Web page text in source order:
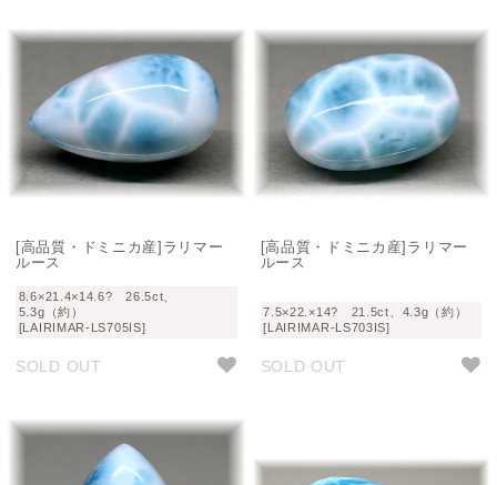
[高品質・ドミニカ産]ラリマー
ルース
8.6×21.4×14.6? 26.5ct、
5.3g（約）
[LAIRIMAR-LS705IS]
SOLD OUT
[高品質・ドミニカ産]ラリマー
ルース
7.5×22.×14? 21.5ct、4.3g（約）
[LAIRIMAR-LS703IS]
SOLD OUT